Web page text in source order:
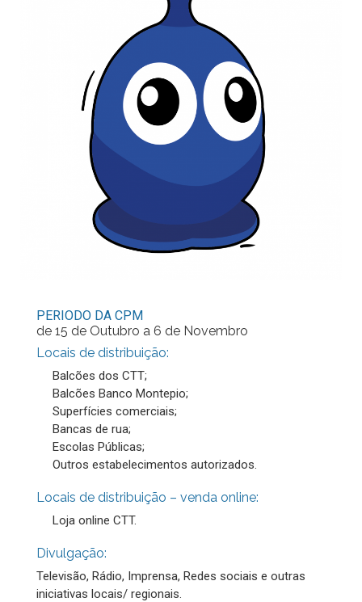
PERIODO DA CPM
de 15 de Outubro a 6 de Novembro
Locais de distribuição:
Balcões dos CTT;
Balcões Banco Montepio;
Superfícies comerciais;
Bancas de rua;
Escolas Públicas;
Outros estabelecimentos autorizados.
Locais de distribuição – venda online:
Loja online CTT.
Divulgação:
Televisão, Rádio, Imprensa, Redes sociais e outras
iniciativas locais/ regionais.